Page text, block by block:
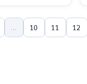
… 10 11 12